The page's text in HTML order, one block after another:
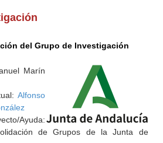
del Grupo de Investigación
Marín
Alfonso
Ayuda:
de Grupos de la Junta de